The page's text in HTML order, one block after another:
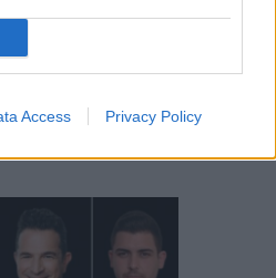
Access Privacy Policy